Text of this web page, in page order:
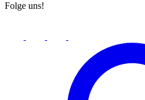
Folge uns!